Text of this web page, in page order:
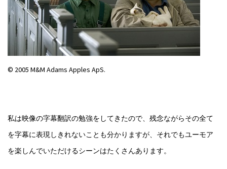
© 2005 M&M Adams Apples ApS.
私は映像の字幕翻訳の勉強をしてきたので、残念ながらその全て
を字幕に表現しきれないことも分かりますが、それでもユーモア
を楽しんでいただけるシーンはたくさんあります。